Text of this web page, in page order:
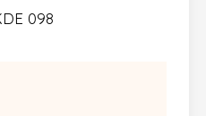
098